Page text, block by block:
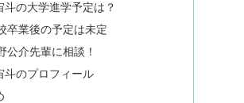
斗の大学進学予定は？
卒業後の予定は未定
公介先輩に相談！
斗のプロフィール